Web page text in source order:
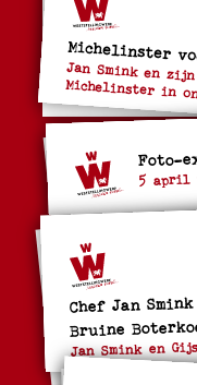
Michelinster
Jan Smink en
Michelinster in
Foto-
5 april
Chef Jan
Bruine
Jan Smink en